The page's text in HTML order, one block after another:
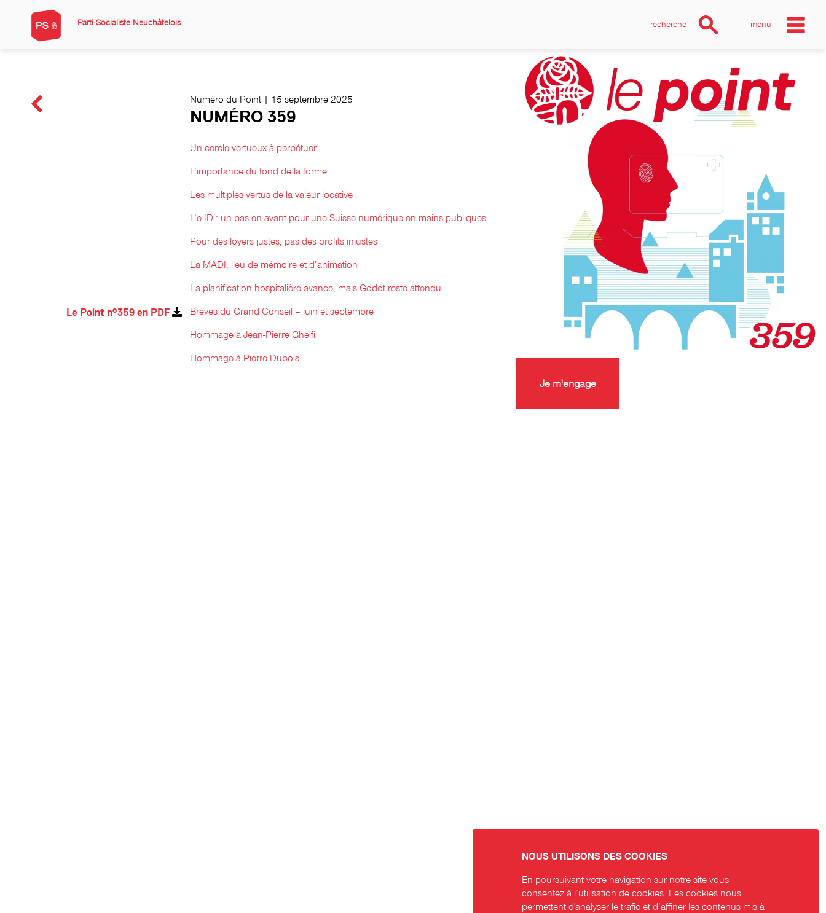
Parti Socialiste Neuchâtelois menu
recherche
Le Point n°359 en PDF
Numéro du Point | 15 septembre 2025
NUMÉRO 359
Un cercle vertueux à perpétuer
L’importance du fond de la forme
Les multiples vertus de la valeur locative
L’e-ID : un pas en avant pour une Suisse numérique en mains publiques
Pour des loyers justes, pas des profits injustes
La MADI, lieu de mémoire et d’animation
La planification hospitalière avance, mais Godot reste attendu
Brèves du Grand Conseil – juin et septembre
Hommage à Jean-Pierre Ghelfi
Hommage à Pierre Dubois
Je m'engage
NOUS UTILISONS DES COOKIES
En poursuivant votre navigation sur notre site vous
consentez à l’utilisation de cookies. Les cookies nous
permettent d'analyser le trafic et d’affiner les contenus mis à